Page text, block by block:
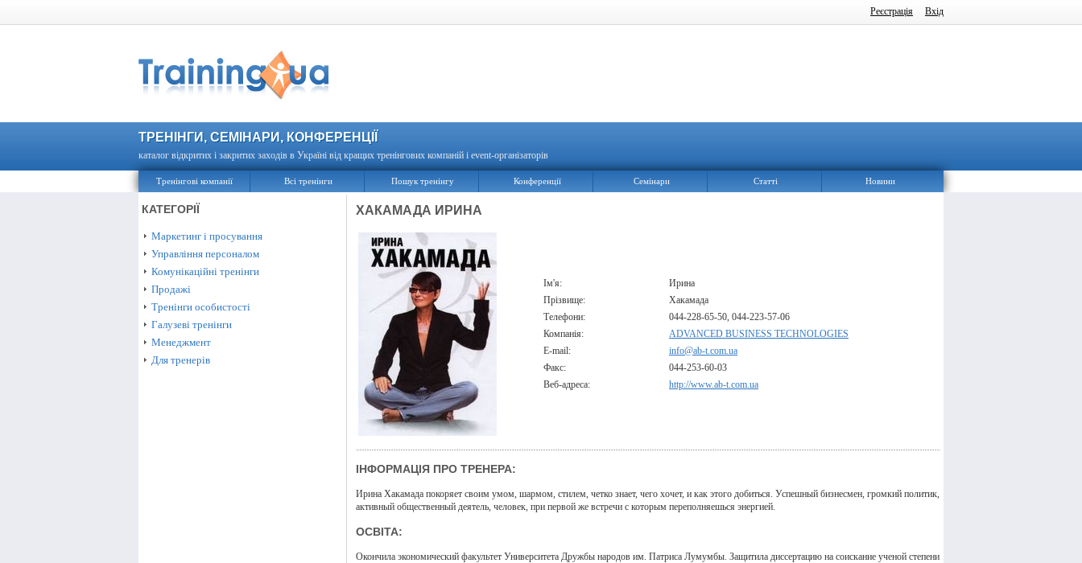
Реєстрація Вхід
ТРЕНІНГИ, СЕМІНАРИ, КОНФЕРЕНЦІЇ
каталог відкритих і закритих заходів в Україні від кращих тренінгових компаній і event-організаторів
Тренінгові компанії Всі тренінги Пошук тренінгу Конференції Семінари Статті Новини
КАТЕГОРІЇ
Маркетинг і просування
Управління персоналом
Комунікаційні тренінги
Продажі
Тренінги особистості
Галузеві тренінги
Менеджмент
Для тренерів
ХАКАМАДА ИРИНА
Ім'я:
Ирина
Прізвище:
Хакамада
Телефони:
044-228-65-50, 044-223-57-06
Компанія:
ADVANCED BUSINESS TECHNOLOGIES
E-mail:
info@ab-t.com.ua
Факс:
044-253-60-03
Веб-адреса:
http://www.ab-t.com.ua
ІНФОРМАЦІЯ ПРО ТРЕНЕРА:
Ирина Хакамада покоряет своим умом, шармом, стилем, четко знает, чего хочет, и как этого добиться. Успешный бизнесмен, громкий политик,
активный общественный деятель, человек, при первой же встречи с которым переполняешься энергией.
ОСВІТА:
Окончила экономический факультет Университета Дружбы народов им. Патриса Лумумбы. Защитила диссертацию на соискание ученой степени